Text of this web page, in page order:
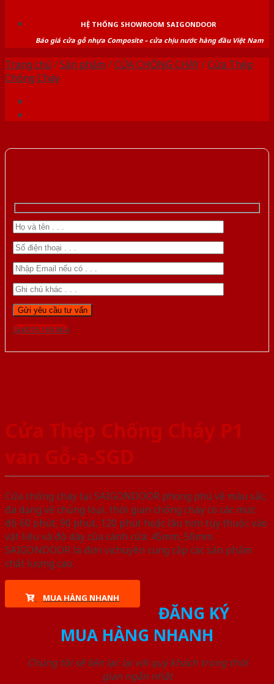
HỆ THỐNG SHOWROOM SAIGONDOOR
Báo giá cửa gỗ nhựa Composite – cửa chịu nước hàng đầu Việt Nam
Trang chủ /Sản phẩm /CỬA CHỐNG CHÁY/Cửa Thép
Chống Cháy
Gọi 0976.169.864
Cửa Thép Chống Cháy P1
van Gỗ-a-SGD
Cửa chống cháy tại SAIGONDOOR phong phú về màu sắc,
đa dạng về chủng loại, thời gian chống cháy có các mức
độ 60 phút, 90 phút, 120 phút hoặc lâu hơn tùy thuộc vào
vật liệu và độ dày của cánh cửa: 45mm, 50mm.
SAIGONDOOR là đơn vị chuyên cung cấp các sản phẩm
chất lượng cao.
MUA HÀNG NHANH
ĐĂNG KÝ
MUA HÀNG NHANH
Chúng tôi sẽ liên lạc lại với quý khách trong thời
gian ngắn nhất